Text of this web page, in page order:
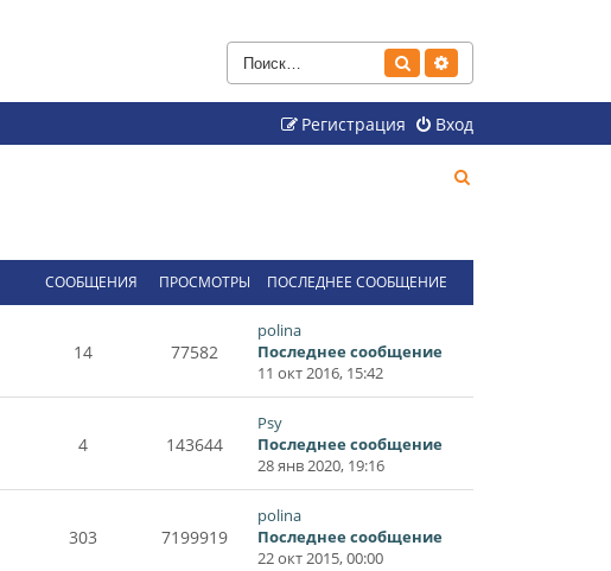
Поиск
Вход
Регистрация
с
СООБЩЕНИЯ ПРОСМОТРЫ ПОСЛЕДНЕЕ СООБЩЕНИЕ
14 77582
polina
Последнее сообщение
11 окт 2016, 15:42
4 143644
Psy
Последнее сообщение
28 янв 2020, 19:16
303 7199919
polina
Последнее сообщение
22 окт 2015, 00:00